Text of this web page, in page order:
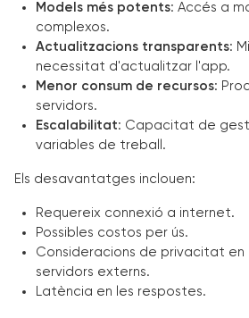
Models més potents: Accés a
complexos.
Actualitzacions transparents:
necessitat d'actualitzar l'app.
Menor consum de recursos:
servidors.
Escalabilitat: Capacitat de
variables de treball.
Els desavantatges inclouen:
Requereix connexió a internet.
Possibles costos per ús.
Consideracions de privacitat en
servidors externs.
Latència en les respostes.